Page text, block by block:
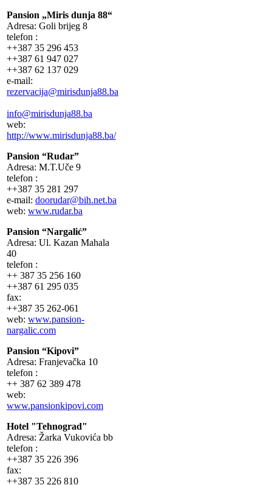
Pansion „Miris dunja 88“
Adresa: Goli brijeg 8
telefon :
++387 35 296 453
++387 61 947 027
++387 62 137 029
e-mail:
rezervacija@mirisdunja88.ba
info@mirisdunja88.ba
web:
http://www.mirisdunja88.ba/
Pansion “Rudar”
Adresa: M.T.Uče 9
telefon :
++387 35 281 297
e-mail: doorudar@bih.net.ba
web: www.rudar.ba
Pansion “Nargalić”
Adresa: Ul. Kazan Mahala
40
telefon :
++ 387 35 256 160
++387 61 295 035
fax:
++387 35 262-061
web: www.pansion-
nargalic.com
Pansion “Kipovi”
Adresa: Franjevačka 10
telefon :
++ 387 62 389 478
web:
www.pansionkipovi.com
Hotel "Tehnograd"
Adresa: Žarka Vukovića bb
telefon :
++387 35 226 396
fax:
++387 35 226 810